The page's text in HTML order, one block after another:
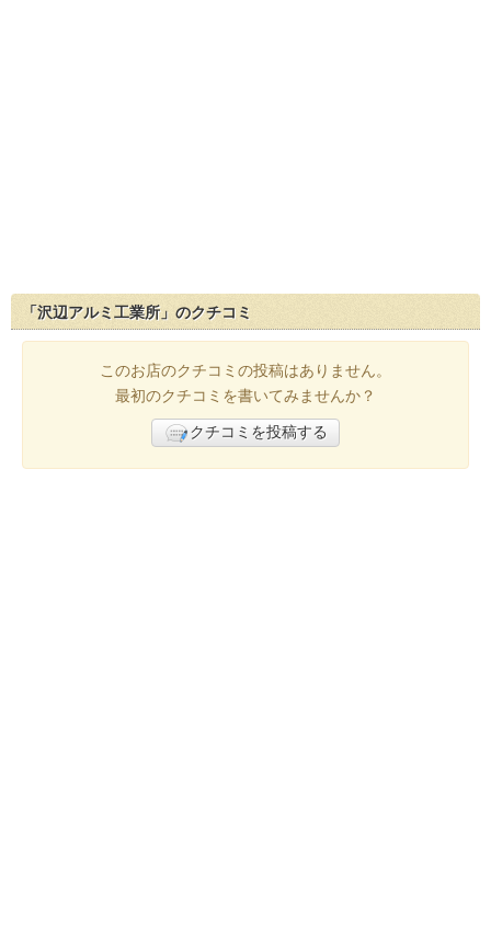
「沢辺アルミ工業所」のクチコミ
このお店のクチコミの投稿はありません。
最初のクチコミを書いてみませんか？
クチコミを投稿する